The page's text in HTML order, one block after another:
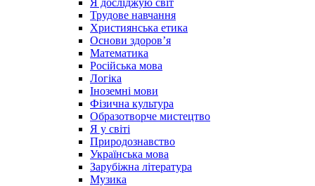
Я досліджую світ
Трудове навчання
Християнська етика
Основи здоров’я
Математика
Російська мова
Логіка
Іноземні мови
Фізична культура
Образотворче мистецтво
Я у світі
Природознавство
Українська мова
Зарубіжна література
Музика